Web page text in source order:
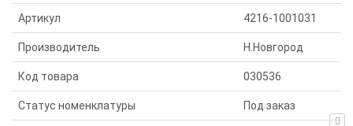
Артикул 4216-1001031
Производитель Н.Новгород
Код товара 030536
Статус номенклатуры Под заказ